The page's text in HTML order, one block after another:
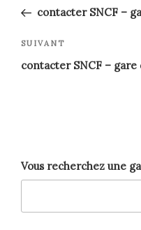
de
l’article
précédent
contacter SNCF –
Article
suivant
SUIVANT
contacter SNCF – gare
Vous recherchez une